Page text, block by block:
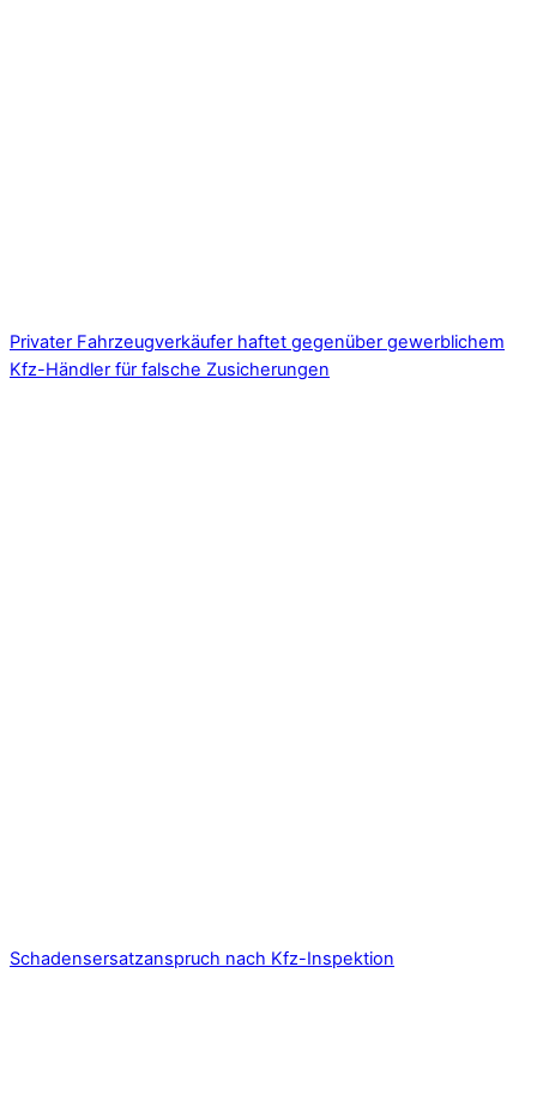
Privater Fahrzeugverkäufer haftet gegenüber gewerblichem
Kfz-Händler für falsche Zusicherungen
Schadensersatzanspruch nach Kfz-Inspektion